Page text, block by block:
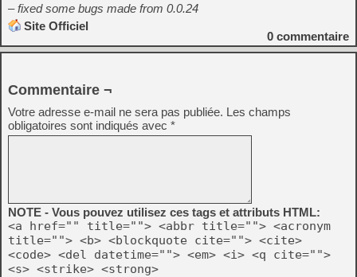
– fixed some bugs made from 0.0.24
Site Officiel
0 commentaire
Commentaire ¬
Votre adresse e-mail ne sera pas publiée. Les champs
obligatoires sont indiqués avec *
NOTE - Vous pouvez utilisez ces tags et attributs HTML:
<a href="" title=""> <abbr title=""> <acronym
title=""> <b> <blockquote cite=""> <cite>
<code> <del datetime=""> <em> <i> <q cite="">
<s> <strike> <strong>